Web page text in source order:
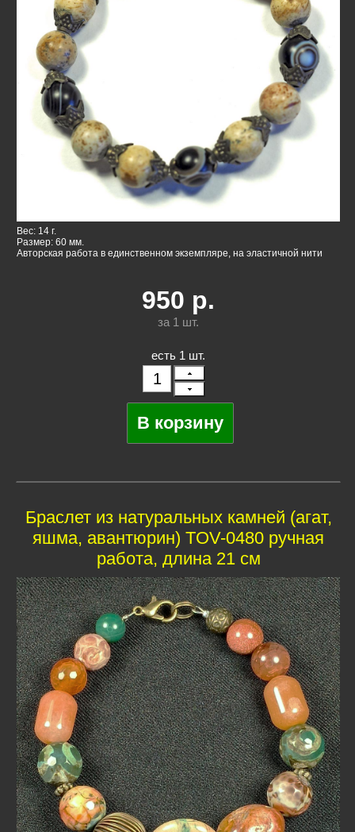
Вес: 14 г.
Размер: 60 мм.
Авторская работа в единственном экземпляре, на эластичной нити
950 р.
за 1 шт.
есть 1 шт.
Браслет из натуральных камней (агат,
яшма, авантюрин) TOV-0480 ручная
работа, длина 21 см